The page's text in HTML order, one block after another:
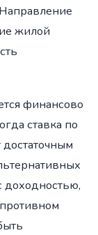
жилой
финансово
ставка по
доходностью,